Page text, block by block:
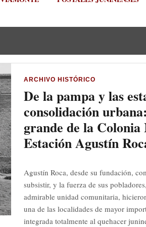
ARCHIVO HISTÓRICO
De la pampa y las
consolidación
grande de la
Estación Agustín
Agustín Roca, desde su fundación,
subsistir, y la fuerza de sus
admirable unidad comunitaria,
una de las localidades de mayor
integrada totalmente al quehacer